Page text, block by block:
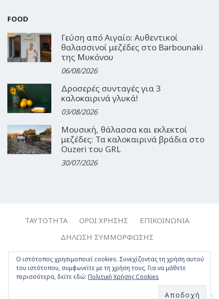
FOOD
Γεύση από Αιγαίο: Αυθεντικοί
θαλασσινοί μεζέδες στο Barbounaki
της Μυκόνου
06/08/2026
Δροσερές συνταγές για 3
καλοκαιρινά γλυκά!
03/08/2026
Μουσική, θάλασσα και εκλεκτοί
μεζέδες: Τα καλοκαιρινά βράδια στο
Ouzeri του GRL
30/07/2026
ΤΑΥΤΌΤΗΤΑ ΌΡΟΙ ΧΡΉΣΗΣ
ΕΠΙΚΟΙΝΩΝΊΑ
ΔΉΛΩΣΗ ΣΥΜΜΌΡΦΩΣΗΣ
Copyright © 2017-2026, Travelgirl.gr | All rights reserved.
Crafted byApptime.
Youtube
Ο ιστότοπος χρησιμοποιεί cookies. Συνεχίζοντας τη χρήση αυτού
του ιστότοπου, συμφωνείτε με τη χρήση τους. Για να μάθετε
περισσότερα, δείτε εδώ: Πολιτική Χρήσης Cookies